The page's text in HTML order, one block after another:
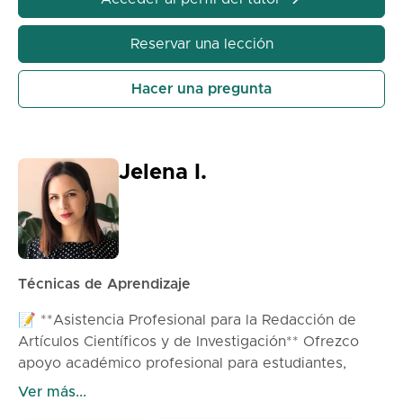
Reservar una lección
Hacer una pregunta
Jelena I.
Técnicas de Aprendizaje
📝 **Asistencia Profesional para la Redacción de
Artículos Científicos y de Investigación** Ofrezco
apoyo académico profesional para estudiantes,
candidatos a maestrías y doctorados en la
Ver más...